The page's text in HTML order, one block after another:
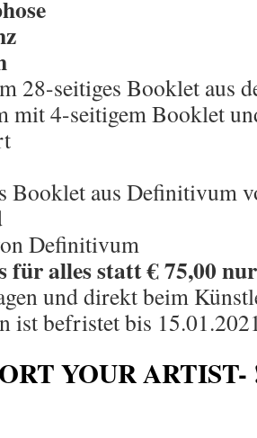
28-seitiges Booklet aus
mit 4-seitigem Booklet
Booklet aus Definitivum
Definitivum
für alles statt € 75,00
und direkt beim
ist befristet bis
YOUR